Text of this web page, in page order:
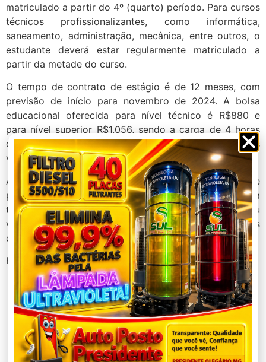
matriculado a partir do 4º (quarto) período. Para cursos
técnicos profissionalizantes, como informática,
saneamento, administração, mecânica, entre outros, o
estudante deverá estar regularmente matriculado a
partir da metade do curso.
O tempo de contrato de estágio é de 12 meses, com
previsão de início para novembro de 2024. A bolsa
educacional oferecida para nível técnico é R$880 e
para nível superior R$1.056, sendo a carga de 4 horas
diárias (segunda a sexta-feira), além dos benefícios
vale-transporte, seguro de vida e recesso remunerado.
As etapas do processo seletivo envolvem triagem de
perfil, entrevista presencial ou on-line e entrevista
técnica. O programa de estágio da Copasa já descobriu
vários talentos que construíram carreiras profissionais
dentro da Companhia.
Fonte: Assessoria de Imprensa Copasa